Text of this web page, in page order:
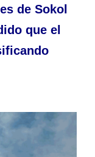
de Sokol
que el